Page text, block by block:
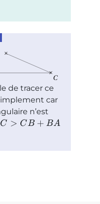
de tracer ce
car
n’est
C > CB + BA